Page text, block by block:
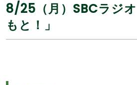
8/25（月）SBCラジ
もと！」